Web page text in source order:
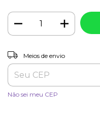
Entregas para o CEP:
Meios de envio
Não sei meu CEP